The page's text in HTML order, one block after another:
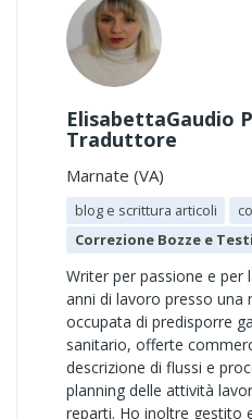
ElisabettaGaudio
Traduttore
Marnate (VA)
blog e scrittura articoli
Correzione Bozze e Testi
Writer per passione e per
anni di lavoro presso una
occupata di predisporre
sanitario, offerte
descrizione di flussi e
planning delle attività
reparti. Ho inoltre gestito